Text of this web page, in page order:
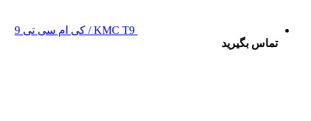
KMC T9 / کی ام سی تی 9
تماس بگیرید